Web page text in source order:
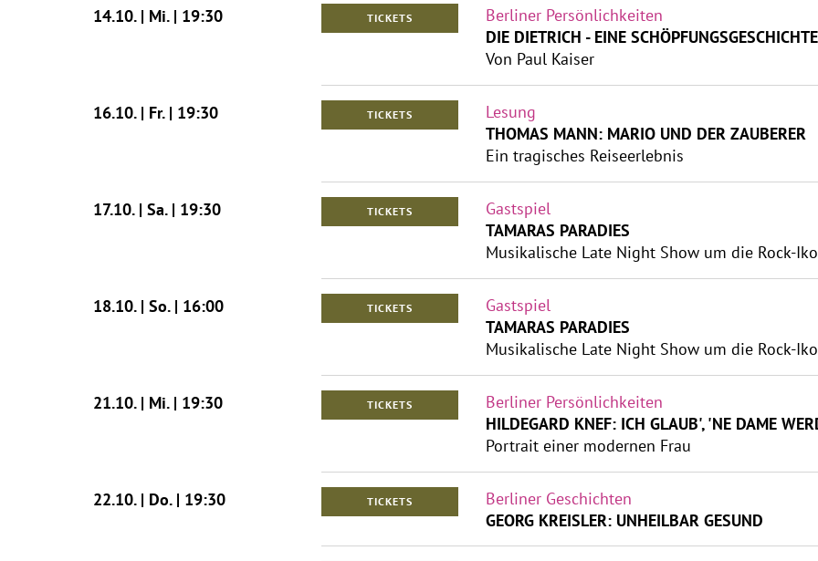
14.10. | Mi. | 19:30 TICKETS
Berliner Persönlichkeiten
DIE DIETRICH - EINE SCHÖPFUNGSGESCHICHTE
Von Paul Kaiser
16.10. | Fr. | 19:30 TICKETS
Lesung
THOMAS MANN: MARIO UND DER ZAUBERER
Ein tragisches Reiseerlebnis
17.10. | Sa. | 19:30 TICKETS
Gastspiel
TAMARAS PARADIES
Musikalische Late Night Show um die Rock-
18.10. | So. | 16:00 TICKETS
Gastspiel
TAMARAS PARADIES
Musikalische Late Night Show um die Rock-
21.10. | Mi. | 19:30 TICKETS
Berliner Persönlichkeiten
HILDEGARD KNEF: ICH GLAUB', 'NE DAME
Portrait einer modernen Frau
22.10. | Do. | 19:30 TICKETS
Berliner Geschichten
GEORG KREISLER: UNHEILBAR GESUND